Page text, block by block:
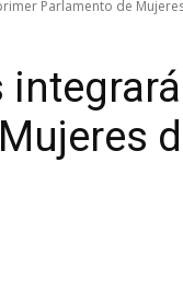
Parlamento de